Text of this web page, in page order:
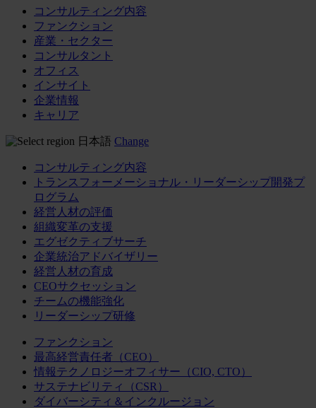
コンサルティング内容
ファンクション
産業・セクター
コンサルタント
オフィス
インサイト
企業情報
キャリア
日本語 Change
コンサルティング内容
トランスフォーメーショナル・リーダーシップ開発プ
ログラム
経営人材の評価
組織変革の支援
エグゼクティブサーチ
企業統治アドバイザリー
経営人材の育成
CEOサクセッション
チームの機能強化
リーダーシップ研修
ファンクション
最高経営責任者（CEO）
情報テクノロジーオフィサー（CIO, CTO）
サステナビリティ（CSR）
ダイバーシティ＆インクルージョン